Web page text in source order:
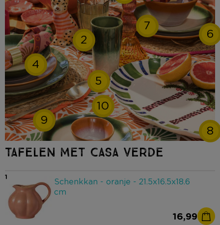
2
4
5
6
7
8
9
10
TAFELEN MET CASA VERDE
1
Schenkkan - oranje - 21.5x16.5x18.6
cm
16,99